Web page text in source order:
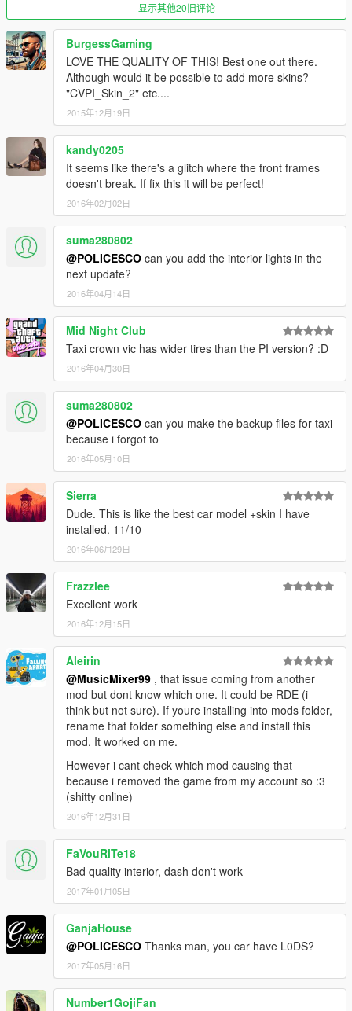
显示其他20旧评论
BurgessGaming
LOVE THE QUALITY OF THIS! Best one out there.
Although would it be possible to add more skins?
"CVPI_Skin_2" etc....
2015年12月19日
kandy0205
It seems like there's a glitch where the front frames
doesn't break. If fix this it will be perfect!
2016年02月02日
suma280802
@POLICESCO can you add the interior lights in the
next update?
2016年04月14日
Mid Night Club
Taxi crown vic has wider tires than the PI version? :D
2016年04月30日
suma280802
@POLICESCO can you make the backup files for taxi
because i forgot to
2016年05月10日
Sierra
Dude. This is like the best car model +skin I have
installed. 11/10
2016年06月29日
Frazzlee
Excellent work
2016年12月15日
Aleirin
@MusicMixer99 , that issue coming from another
mod but dont know which one. It could be RDE (i
think but not sure). If youre installing into mods folder,
rename that folder something else and install this
mod. It worked on me.
However i cant check which mod causing that
because i removed the game from my account so :3
(shitty online)
2016年12月31日
FaVouRiTe18
Bad quality interior, dash don't work
2017年01月05日
GanjaHouse
@POLICESCO Thanks man, you car have L0DS?
2017年05月16日
Number1GojiFan